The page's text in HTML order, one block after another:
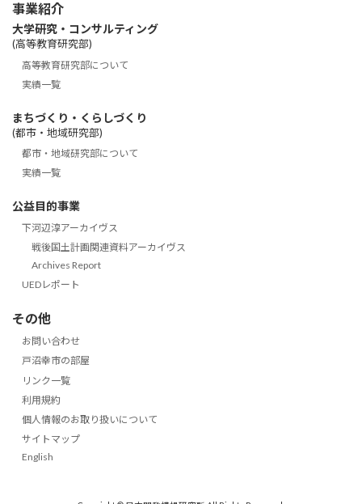
事業紹介
大学研究・コンサルティング
(高等教育研究部)
高等教育研究部について
実績一覧
まちづくり・くらしづくり
(都市・地域研究部)
都市・地域研究部について
実績一覧
公益目的事業
下河辺淳アーカイヴス
戦後国土計画関連資料アーカイヴス
Archives Report
UEDレポート
その他
お問い合わせ
戸沼幸市の部屋
リンク一覧
利用規約
個人情報のお取り扱いについて
サイトマップ
English